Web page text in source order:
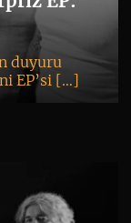
duyuru
EP’si […]